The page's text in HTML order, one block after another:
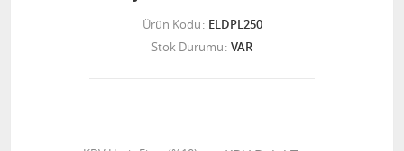
Ürün Kodu ELDPL250
Stok Durumu VAR